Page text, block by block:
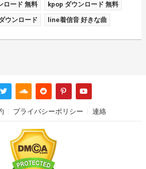
ロード 無料 kpop ダウンロード 無料
ウンロード line着信音 好きな曲
プライバシーポリシー 連絡